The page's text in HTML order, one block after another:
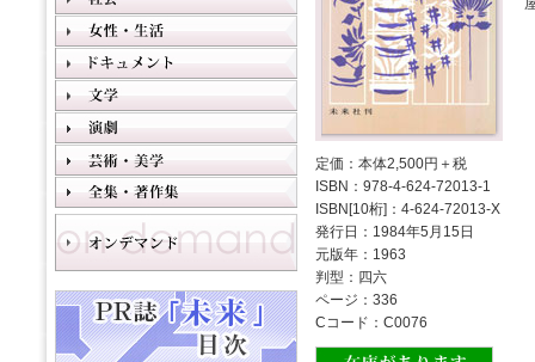
定価：本体2,500円＋税
ISBN：978-4-624-72013-1
ISBN[10桁]：4-624-72013-X
発行日：1984年5月15日
元版年：1963
判型：四六
ページ：336
Cコード：C0076